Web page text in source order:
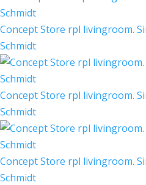
Concept Store rpl livingroom.
Schmidt
Concept Store rpl livingroom.
Schmidt
Concept Store rpl livingroom.
Schmidt